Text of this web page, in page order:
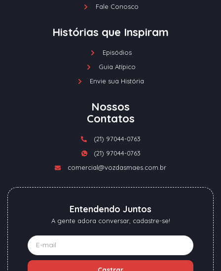
Fale Conosco
Histórias que Inspiram
Episódios
Guia Atípico
Envie sua História
Nossos
Contatos
(21) 97044-0763
(21) 97044-0763
comercial@vozdasmaes.com.br
Entendendo Juntos
A gente adora conversar, cadastre-se!